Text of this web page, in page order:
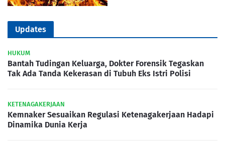
Updates
HUKUM
Bantah Tudingan Keluarga, Dokter Forensik Tegaskan
Tak Ada Tanda Kekerasan di Tubuh Eks Istri Polisi
KETENAGAKERJAAN
Kemnaker Sesuaikan Regulasi Ketenagakerjaan Hadapi
Dinamika Dunia Kerja